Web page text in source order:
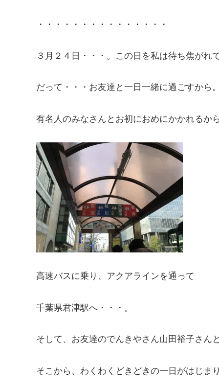
・・・・・・・・・・・・・・・
３月２４日・・・。この日を私は待ち焦がれ
だって・・・お友達と一日一緒に過ごすから。
有名人のみなさんとお初におめにかかれるから
高速バスに乗り、アクアラインを通って
千葉県君津駅へ・・・。
そして、お友達のでんきやさん山田裕子さんと
そこから、わくわくどきどきの一日がはじま